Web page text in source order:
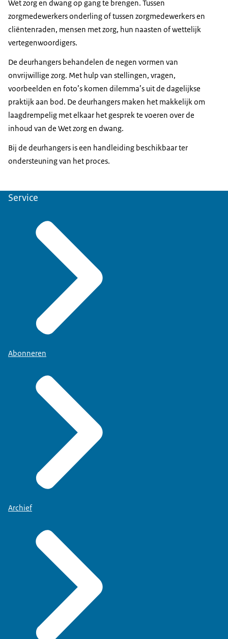
Wet zorg en dwang op gang te brengen. Tussen
zorgmedewerkers onderling of tussen zorgmedewerkers en
cliëntenraden, mensen met zorg, hun naasten of wettelijk
vertegenwoordigers.
De deurhangers behandelen de negen vormen van
onvrijwillige zorg. Met hulp van stellingen, vragen,
voorbeelden en foto’s komen dilemma’s uit de dagelijkse
praktijk aan bod. De deurhangers maken het makkelijk om
laagdrempelig met elkaar het gesprek te voeren over de
inhoud van de Wet zorg en dwang.
Bij de deurhangers is een handleiding beschikbaar ter
ondersteuning van het proces.
Service
Abonneren
Archief